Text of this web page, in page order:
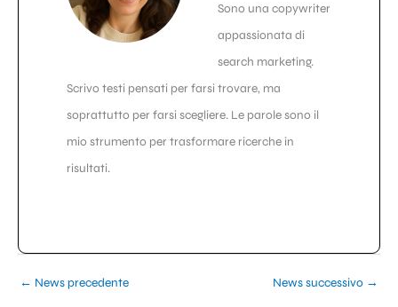
Sono una copywriter
appassionata di
search marketing.
Scrivo testi pensati per farsi trovare, ma
soprattutto per farsi scegliere. Le parole sono il
mio strumento per trasformare ricerche in
risultati.
← News precedente News successivo →